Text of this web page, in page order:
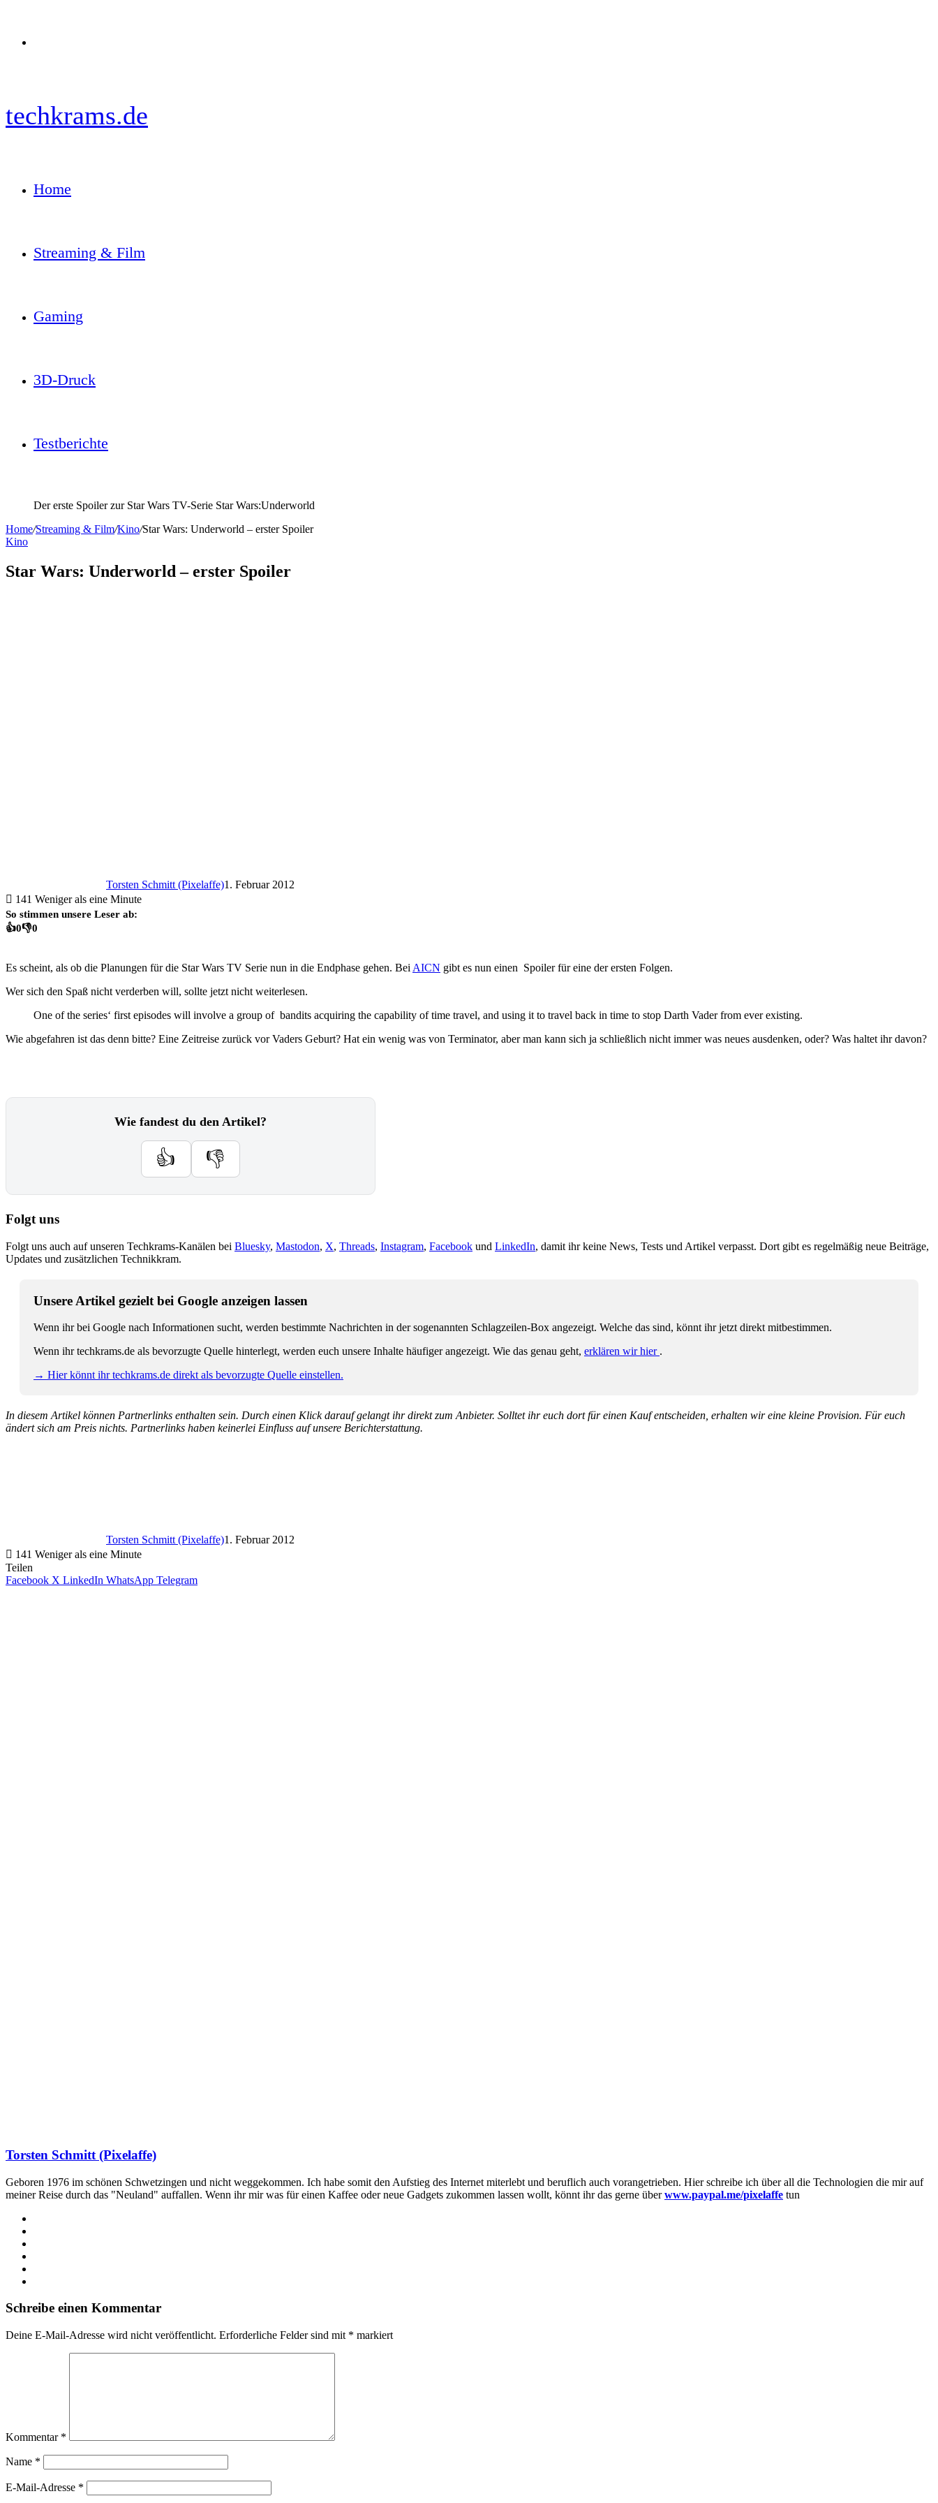
techkrams.de
Home
Streaming & Film
Gaming
3D-Druck
Testberichte
Der erste Spoiler zur Star Wars TV-Serie Star Wars:Underworld
Home/Streaming & Film/Kino/Star Wars: Underworld – erster Spoiler
Kino
Star Wars: Underworld – erster Spoiler
Torsten Schmitt (Pixelaffe)1. Februar 2012
141 Weniger als eine Minute
So stimmen unsere Leser ab:
👍0👎0
Es scheint, als ob die Planungen für die Star Wars TV Serie nun in die Endphase gehen. Bei AICN gibt es nun einen Spoiler für eine der ersten Folgen.
Wer sich den Spaß nicht verderben will, sollte jetzt nicht weiterlesen.
One of the series‘ first episodes will involve a group of bandits acquiring the capability of time travel, and using it to travel back in time to stop Darth Vader from ever existing.
Wie abgefahren ist das denn bitte? Eine Zeitreise zurück vor Vaders Geburt? Hat ein wenig was von Terminator, aber man kann sich ja schließlich nicht immer was neues ausdenken, oder? Was haltet ihr davon?
Wie fandest du den Artikel?
👍 👎
Folgt uns
Folgt uns auch auf unseren Techkrams-Kanälen bei Bluesky, Mastodon, X, Threads, Instagram, Facebook und LinkedIn, damit ihr keine News, Tests und Artikel verpasst. Dort gibt es regelmäßig neue Beiträge,
Updates und zusätzlichen Technikkram.
Unsere Artikel gezielt bei Google anzeigen lassen
Wenn ihr bei Google nach Informationen sucht, werden bestimmte Nachrichten in der sogenannten Schlagzeilen-Box angezeigt. Welche das sind, könnt ihr jetzt direkt mitbestimmen.
Wenn ihr techkrams.de als bevorzugte Quelle hinterlegt, werden euch unsere Inhalte häufiger angezeigt. Wie das genau geht, erklären wir hier .
→ Hier könnt ihr techkrams.de direkt als bevorzugte Quelle einstellen.
In diesem Artikel können Partnerlinks enthalten sein. Durch einen Klick darauf gelangt ihr direkt zum Anbieter. Solltet ihr euch dort für einen Kauf entscheiden, erhalten wir eine kleine Provision. Für euch
ändert sich am Preis nichts. Partnerlinks haben keinerlei Einfluss auf unsere Berichterstattung.
Torsten Schmitt (Pixelaffe)1. Februar 2012
141 Weniger als eine Minute
Teilen
Facebook X LinkedIn WhatsApp Telegram
Torsten Schmitt (Pixelaffe)
Geboren 1976 im schönen Schwetzingen und nicht weggekommen. Ich habe somit den Aufstieg des Internet miterlebt und beruflich auch vorangetrieben. Hier schreibe ich über all die Technologien die mir auf
meiner Reise durch das "Neuland" auffallen. Wenn ihr mir was für einen Kaffee oder neue Gadgets zukommen lassen wollt, könnt ihr das gerne überwww.paypal.me/pixelaffe tun
Schreibe einen Kommentar
Deine E-Mail-Adresse wird nicht veröffentlicht. Erforderliche Felder sind mit * markiert
Kommentar *
Name *
E-Mail-Adresse *